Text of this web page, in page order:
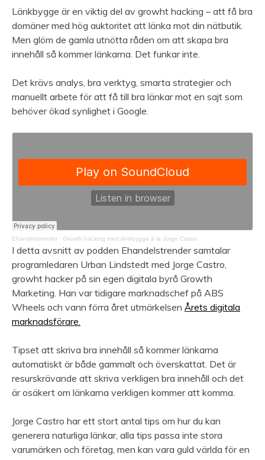
Länkbygge är en viktig del av growht hacking – att få bra
domäner med hög auktoritet att länka mot din nätbutik.
Men glöm de gamla utnötta råden om att skapa bra
innehåll så kommer länkarna. Det funkar inte.
Det krävs analys, bra verktyg, smarta strategier och
manuellt arbete för att få till bra länkar mot en sajt som
behöver ökad synlighet i Google.
Ehandelstrender · Growth hacking med länkbygge à la Jorge Castro
I detta avsnitt av podden Ehandelstrender samtalar
programledaren Urban Lindstedt med Jorge Castro,
growht hacker på sin egen digitala byrå Growth
Marketing. Han var tidigare marknadschef på ABS
Wheels och vann förra året utmärkelsen Årets digitala
marknadsförare.
Tipset att skriva bra innehåll så kommer länkarna
automatiskt är både gammalt och överskattat. Det är
resurskrävande att skriva verkligen bra innehåll och det
är osäkert om länkarna verkligen kommer att komma.
Jorge Castro har ett stort antal tips om hur du kan
generera naturliga länkar, alla tips passa inte stora
varumärken och företag, men kan vara guld världa för en